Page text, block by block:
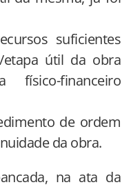
suficientes
útil da obra
físico-financeiro
de ordem
da obra.
na ata da